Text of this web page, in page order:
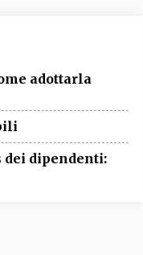
adottarla
dipendenti: